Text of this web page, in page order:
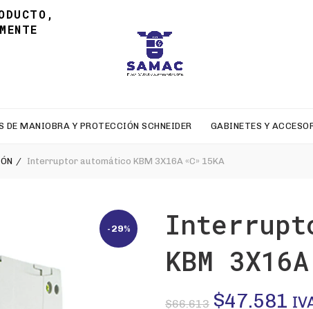
DE MANIOBRA Y PROTECCIÓN SCHNEIDER GABINETES Y
Interruptor automático KBM 3X16A «C» 15KA
-29%
KBM
$66.613 El
$47.581 El